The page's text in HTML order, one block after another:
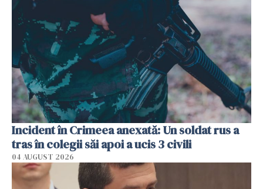
Incident în Crimeea anexată: Un soldat rus a
tras în colegii săi apoi a ucis 3 civili
04 AUGUST 2026